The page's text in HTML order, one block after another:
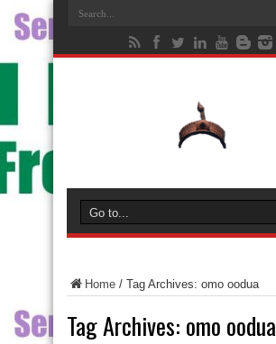
Home / Tag Archives: omo oodua
Tag Archives: omo oodua